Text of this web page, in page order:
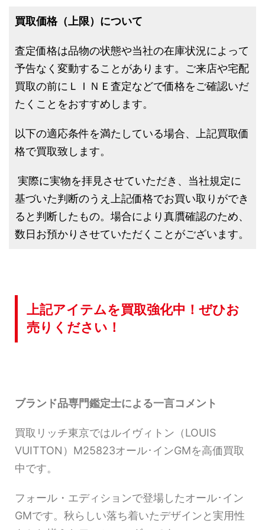
買取価格（上限）について
査定価格は品物の状態や当社の在庫状況によって
予告なく変動することがあります。ご来店や宅配
買取の前にＬＩＮＥ査定などで価格をご確認いだ
たくことをおすすめします。
以下の適応条件を満たしている場合、上記買取価
格で買取致します。
実際に実物を拝見させていただき、当社規定に
基づいた判断のうえ上記価格でお買い取りができ
ると判断したもの。場合により真贋確認のため、
数日お預かりさせていただくことがございます。
上記アイテムを買取強化中！ぜひお
売りください！
ブランド品専門鑑定士による一言コメント
買取リッチ東京ではルイヴィトン（LOUIS
VUITTON）M25823オール･インGMを高価買取
中です。
フォール・エディションで登場したオール･イン
GMです。秋らしい落ち着いたデザインと実用性